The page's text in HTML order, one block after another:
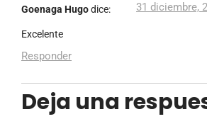
Goenaga Hugodice: 31 diciembre,
Excelente
Responder
Deja una